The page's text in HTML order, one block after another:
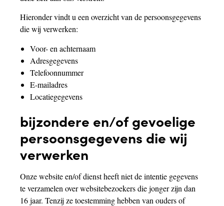
Hieronder vindt u een overzicht van de persoonsgegevens
die wij verwerken:
Voor- en achternaam
Adresgegevens
Telefoonnummer
E-mailadres
Locatiegegevens
bijzondere en/of gevoelige
persoonsgegevens die wij
verwerken
Onze website en/of dienst heeft niet de intentie gegevens
te verzamelen over websitebezoekers die jonger zijn dan
16 jaar. Tenzij ze toestemming hebben van ouders of